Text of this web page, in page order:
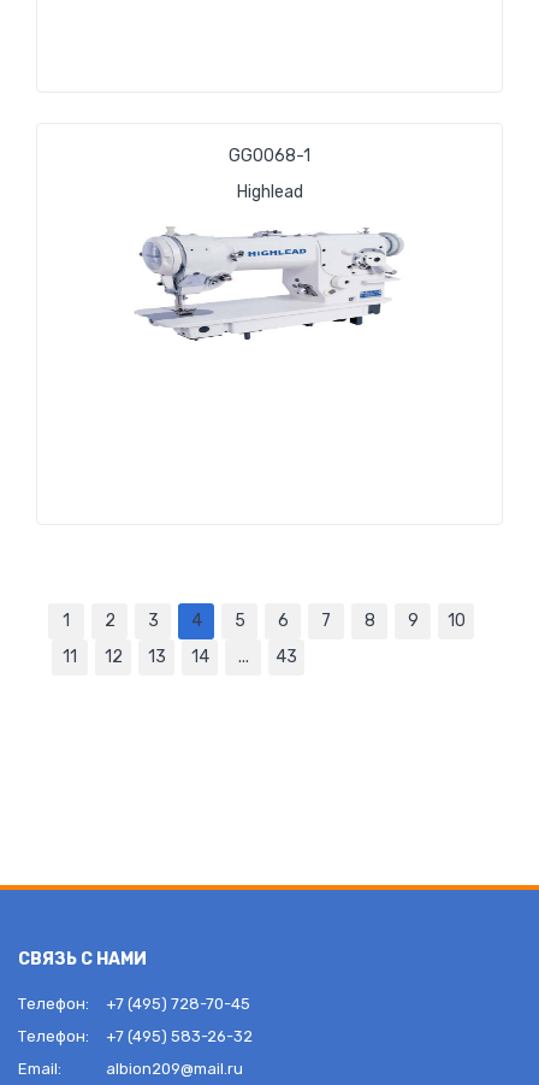
GG0068-1
Highlead
1 2 3 4 5 6 7 8 9
10
11
12 13 14 ... 43
СВЯЗЬ С НАМИ
Телефон:
+7 (495) 728-70-45
Телефон:
+7 (495) 583-26-32
Email:
albion209@mail.ru